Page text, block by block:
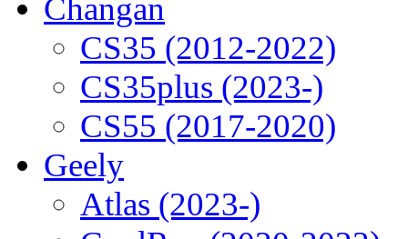
Changan
CS35 (2012-2022)
CS35plus (2023-)
CS55 (2017-2020)
Geely
Atlas (2023-)